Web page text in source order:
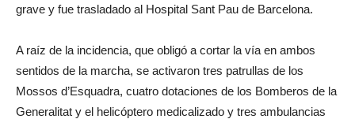
grave y fue trasladado al Hospital Sant Pau de Barcelona.
A raíz de la incidencia, que obligó a cortar la vía en ambos
sentidos de la marcha, se activaron tres patrullas de los
Mossos d’Esquadra, cuatro dotaciones de los Bomberos de la
Generalitat y el helicóptero medicalizado y tres ambulancias